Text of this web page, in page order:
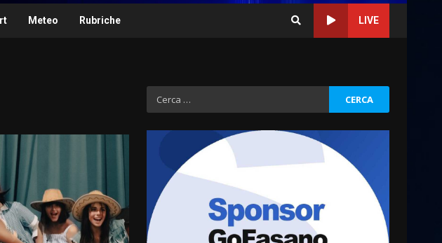
Meteo Rubriche LIVE
Ricerca
per:
Fasanese ferito a colpi di
arma da fuoco
6 Agosto 2026 18:13